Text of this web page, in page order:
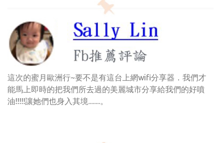
這次的蜜月歐洲行~要不是有這台上網wifi分享器．我們才
能馬上即時的把我們所去過的美麗城市分享給我們的好噴
油!!!!!讓她們也身入其境........。